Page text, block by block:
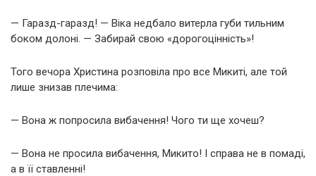
— Гаразд-гаразд! — Віка недбало витерла губи тильним
боком долоні. — Забирай свою «дорогоцінність»!
Того вечора Христина розповіла про все Микиті, але той
лише знизав плечима:
— Вона ж попросила вибачення! Чого ти ще хочеш?
— Вона не просила вибачення, Микито! І справа не в помаді,
а в її ставленні!